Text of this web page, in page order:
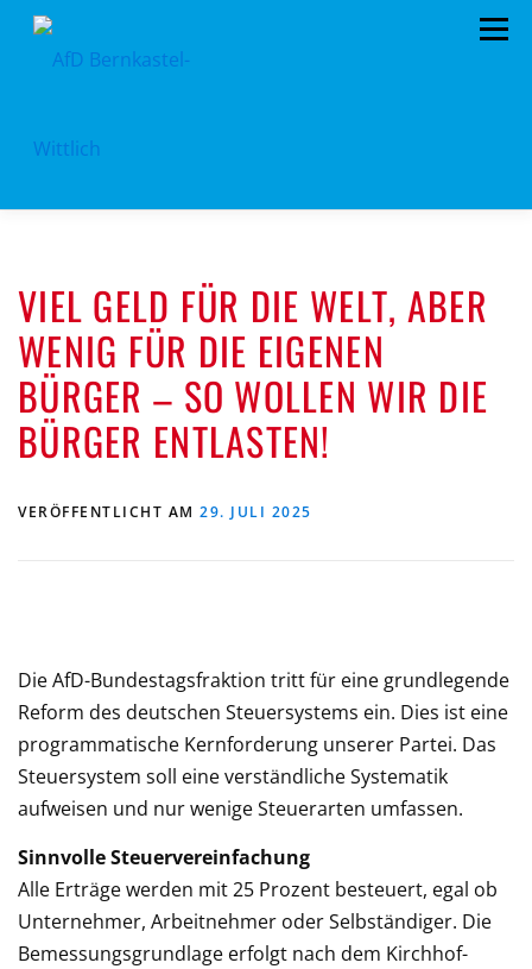
Zum
Menü
KONTAKT MITGLIED WERDEN SPENDEN
IMPRESSUM
VIEL GELD FÜR DIE WELT, ABER
WENIG FÜR DIE EIGENEN
BÜRGER – SO WOLLEN WIR DIE
BÜRGER ENTLASTEN!
VERÖFFENTLICHT AM 29. JULI 2025
Die AfD-Bundestagsfraktion tritt für eine grundlegende
Reform des deutschen Steuersystems ein. Dies ist eine
programmatische Kernforderung unserer Partei. Das
Steuersystem soll eine verständliche Systematik
aufweisen und nur wenige Steuerarten umfassen.
Sinnvolle Steuervereinfachung
Alle Erträge werden mit 25 Prozent besteuert, egal ob
Unternehmer, Arbeitnehmer oder Selbständiger. Die
Bemessungsgrundlage erfolgt nach dem Kirchhof-